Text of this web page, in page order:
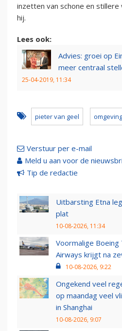
inzetten van schone en
hij.
Lees ook:
Advies: groei op
meer centraal
25-04-2019, 11:34
pieter van geel
Verstuur per e-mail
Meld u aan voor de
Tip de redactie
Uitbarsting Etna
plat
10-08-2026, 11:34
Voormalige
Airways krijgt na
10-08-2026, 9:22
Ongekend veel
op maandag veel
in Shanghai
10-08-2026, 9:07